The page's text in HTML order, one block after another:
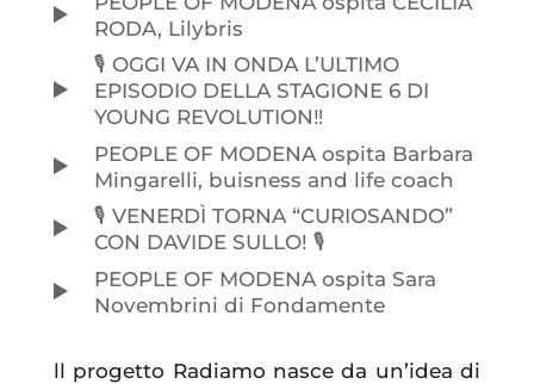
RODA, Lilybris
🎙️ OGGI VA IN ONDA L’ULTIMO
EPISODIO DELLA STAGIONE 6 DI
YOUNG REVOLUTION‼️
PEOPLE OF MODENA ospita Barbara
Mingarelli, buisness and life coach
🎙️ VENERDÌ TORNA “CURIOSANDO”
CON DAVIDE SULLO! 🎙️
PEOPLE OF MODENA ospita Sara
Novembrini di Fondamente
ll progetto Radiamo nasce da un’idea di